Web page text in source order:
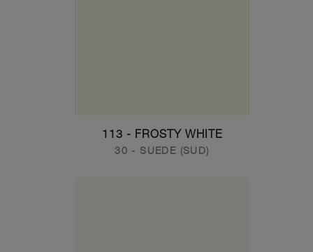
113 - FROSTY WHITE
30 - SUEDE (SUD)